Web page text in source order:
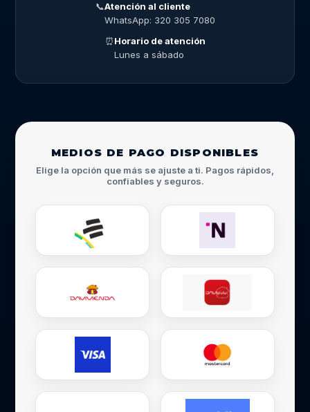
📞Atención al cliente
WhatsApp: 320 305 7080
⏰Horario de atención
Lunes a sábado
MEDIOS DE PAGO DISPONIBLES
Elige la opción que más se ajuste a ti. Pagos rápidos,
confiables y seguros.